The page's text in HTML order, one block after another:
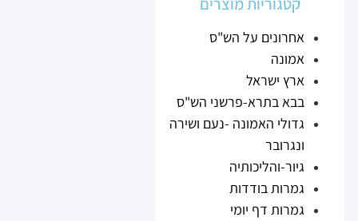
אחרונים על הש"ס
אמונה
ארץ ישראל
בבא בתרא-פרשני הש"ס
גדולי האמונה -נעם ושירה
ונגרובר
גיור-והליכותיה
גמרות בודדות
גמרות דף יומי